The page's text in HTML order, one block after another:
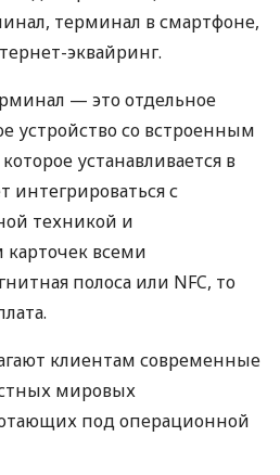
терминал в смартфоне,
эквайринг.
— это отдельное
устройство со встроенным
устанавливается в
интегрироваться с
техникой и
всеми
полоса или NFC, то
клиентам современные
мировых
под операционной